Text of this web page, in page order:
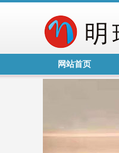
网站首页